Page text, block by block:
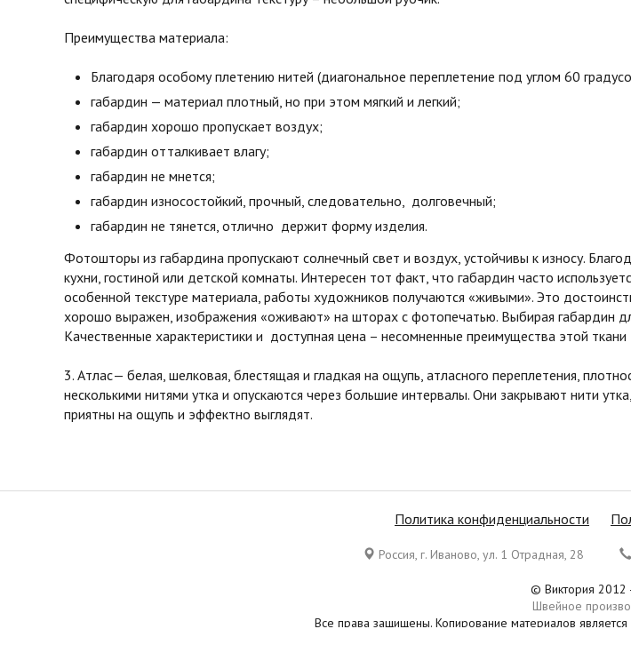
Преимущества материала:
Благодаря особому плетению нитей (диагональное переплетение под углом 60
габардин — материал плотный, но при этом мягкий и легкий;
габардин хорошо пропускает воздух;
габардин отталкивает влагу;
габардин не мнется;
габардин износостойкий, прочный, следовательно, долговечный;
габардин не тянется, отлично держит форму изделия.
Фотошторы из габардина пропускают солнечный свет и воздух, устойчивы к износу.
кухни, гостиной или детской комнаты. Интересен тот факт, что габардин часто
особенной текстуре материала, работы художников получаются «живыми». Это
хорошо выражен, изображения «оживают» на шторах с фотопечатью. Выбирая габардин
Качественные характеристики и доступная цена – несомненные преимущества этой
3. Атлас— белая, шелковая, блестящая и гладкая на ощупь, атласного переплетения,
несколькими нитями утка и опускаются через большие интервалы. Они закрывают нити
приятны на ощупь и эффектно выглядят.
Политика конфиденциальности
Россия, г. Иваново, ул. 1 Отрадная, 28
© Виктория 2012
Швейное
Все права защищены. Копирование материалов